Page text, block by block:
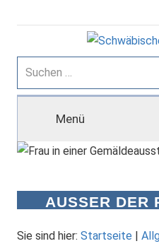
Inhalt
Suchen
nach:
Menü
AUSSER DER
Sie sind hier: Startseite |